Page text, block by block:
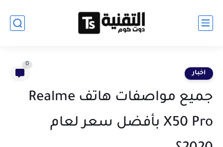
اخبار
0
جميع مواصفات هاتف Realme
X50 Pro بأفضل سعر لعام